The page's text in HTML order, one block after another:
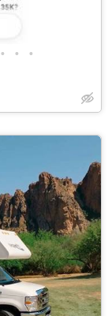
• • •